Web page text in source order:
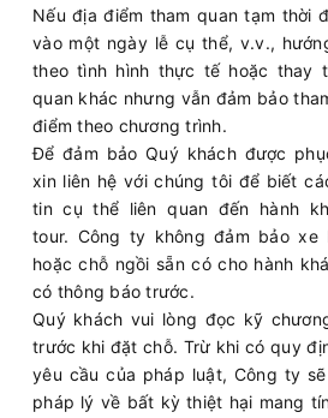
Nếu địa điểm tham quan tạm thời
vào một ngày lễ cụ thể, v.v.,
theo tình hình thực tế hoặc thay
quan khác nhưng vẫn đảm bảo
điểm theo chương trình.
Để đảm bảo Quý khách được
xin liên hệ với chúng tôi để biết
tin cụ thể liên quan đến hành
tour. Công ty không đảm bảo
hoặc chỗ ngồi sẵn có cho hành
có thông báo trước.
Quý khách vui lòng đọc kỹ
trước khi đặt chỗ. Trừ khi có quy
yêu cầu của pháp luật, Công ty
pháp lý về bất kỳ thiệt hại mang